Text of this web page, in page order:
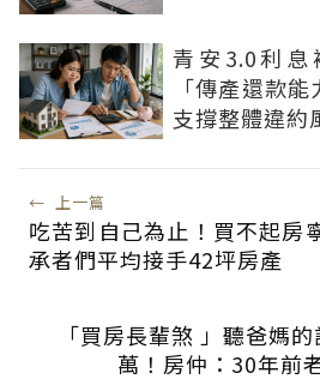
青安3.0利息
「傳產還款
支撐整體違約
← 上一篇
吃苦到自己為止！買不起房
承者們平均接手42坪房產
「買房長輩煞 」聽爸媽
萬！房仲：30年前